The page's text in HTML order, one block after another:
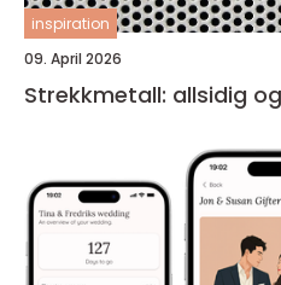
inspiration
09. April 2026
Strekkmetall: allsidig